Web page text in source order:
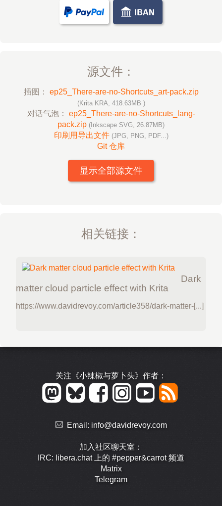
源文件：
插图： ep25_There-are-no-Shortcuts_art-pack.zip
(Krita KRA, 418.63MB )
对话气泡： ep25_There-are-no-Shortcuts_lang-
pack.zip (Inkscape SVG, 26.87MB)
印刷用导出文件 (JPG, PNG, PDF...)
Git 仓库
显示全部源文件
相关链接：
Dark
matter cloud particle effect with Krita
https://www.davidrevoy.com/article358/dark-matter-[...]
关注《小辣椒与萝卜头》作者：
Email: info@davidrevoy.com
加入社区聊天室：
IRC: libera.chat 上的 #pepper&carrot 频道
Matrix
Telegram